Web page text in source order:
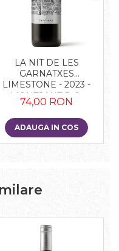
LA NIT DE LES
GARNATXES
LIMESTONE - 2023 -
MONTSANT D.O.
74,00 RON
ADAUGA IN COS